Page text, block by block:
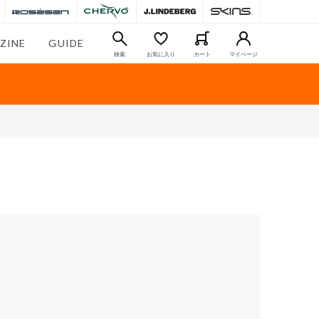
GUIDE
検索 お気に入り カート マイページ